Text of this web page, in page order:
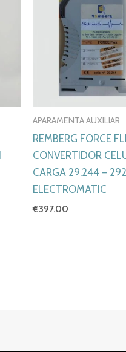
APARAMENTA AUXILIAR
REMBERG FORCE
CONVERTIDOR
CARGA 29.244 –
ELECTROMATIC
€397.00